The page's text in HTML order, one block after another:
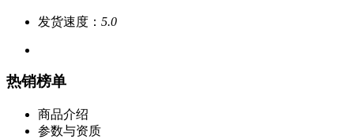
发货速度： 5.0
热销榜单
商品介绍
参数与资质